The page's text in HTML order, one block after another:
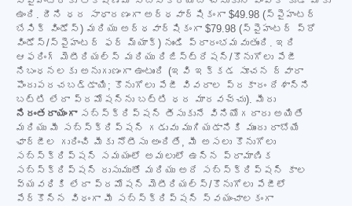
ఉంది. దీని ధర సాధారణంగా అర్ధవార్షికంగా $49.98 (స్పైహంటర్
బేసిక్ విండోస్) మరియు అర్ధవార్షికంగా $79.98 (స్పైహంటర్ ప్రో
విండోస్/స్పైహంటర్ ఫర్ మ్యాక్) నుండి ప్రారంభమవుతుంది. ఇది
ఆఫరింగ్ మెటీరియల్స్ మరియు రిజిస్ట్రేషన్/కొనుగోలు పేజీ
నిబంధనలకు అనుగుణంగా ఉంటుంది (ఇవి ఇక్కడ సూచన ద్వారా
పొందుపరచబడ్డాయి; కొనుగోలు పేజీ వివరాల ప్రకారం దేశాన్ని
బట్టి లేదా ప్రమోషన్‌ను బట్టి ధర మారవచ్చు). మీరు
నిరంతరాయంగాసబ్‌స్క్రిప్షన్ తీసుకునే వినియోగదారు అయితే
మరియు మీ సబ్‌స్క్రిప్షన్ గడువు ముగియడానికి ముందు రాబోయే
ఛార్జీల గురించి మీకు నోటీసు అందితే, మీ అసలు కొనుగోలు
సబ్‌స్క్రిప్షన్ సమయంలో అమలులో ఉన్న ప్రామాణిక
సబ్‌స్క్రిప్షన్ రుసుముతో మరియు అదే సబ్‌స్క్రిప్షన్ కాల
వ్యవధికి లేదా ప్రమోషన్ మెటీరియల్స్/కొనుగోలు పేజీలో
పేర్కొన్న విధంగా మీ సబ్‌స్క్రిప్షన్ స్వయంచాలకంగా